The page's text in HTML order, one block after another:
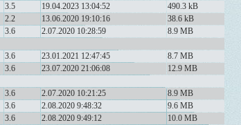
3.5 19.04.2023 13:04:52
490.3 kB
2.2 13.06.2020 19:10:16
38.6 kB
3.6 2.07.2020 10:28:59
8.9 MB
3.6 23.01.2021 12:47:45
8.7 MB
3.6 23.07.2020 21:06:08
12.9 MB
3.6 2.07.2020 10:21:25
8.9 MB
3.6 2.08.2020 9:48:32
9.6 MB
3.6 2.08.2020 9:49:12 10.0 MB